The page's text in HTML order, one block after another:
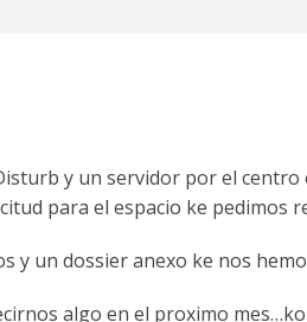
y un servidor por el
para el espacio ke pedimos
y un dossier anexo ke nos
algo en el proximo